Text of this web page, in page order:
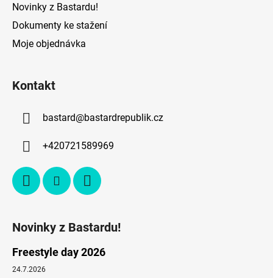
Novinky z Bastardu!
Dokumenty ke stažení
Moje objednávka
Kontakt
bastard@bastardrepublik.cz
+420721589969
Novinky z Bastardu!
Freestyle day 2026
24.7.2026